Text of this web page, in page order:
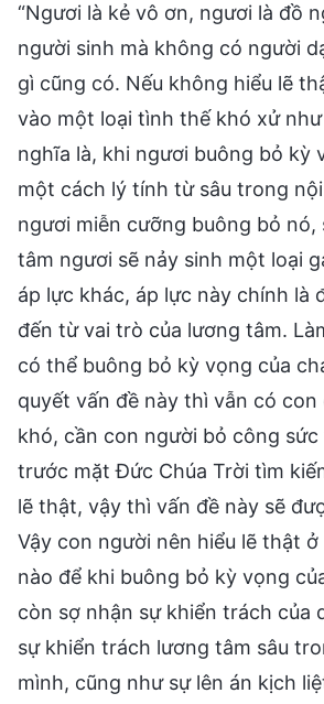
“Ngươi là kẻ vô ơn, ngươi là đồ
người sinh mà không có người
gì cũng có. Nếu không hiểu lẽ
vào một loại tình thế khó xử
nghĩa là, khi ngươi buông bỏ kỳ
một cách lý tính từ sâu trong
ngươi miễn cưỡng buông bỏ nó,
tâm ngươi sẽ nảy sinh một loại
áp lực khác, áp lực này chính là
đến từ vai trò của lương tâm.
có thể buông bỏ kỳ vọng của
quyết vấn đề này thì vẫn có
khó, cần con người bỏ công
trước mặt Đức Chúa Trời tìm
lẽ thật, vậy thì vấn đề này sẽ
Vậy con người nên hiểu lẽ thật
nào để khi buông bỏ kỳ vọng
còn sợ nhận sự khiển trách của
sự khiển trách lương tâm sâu
mình, cũng như sự lên án kịch